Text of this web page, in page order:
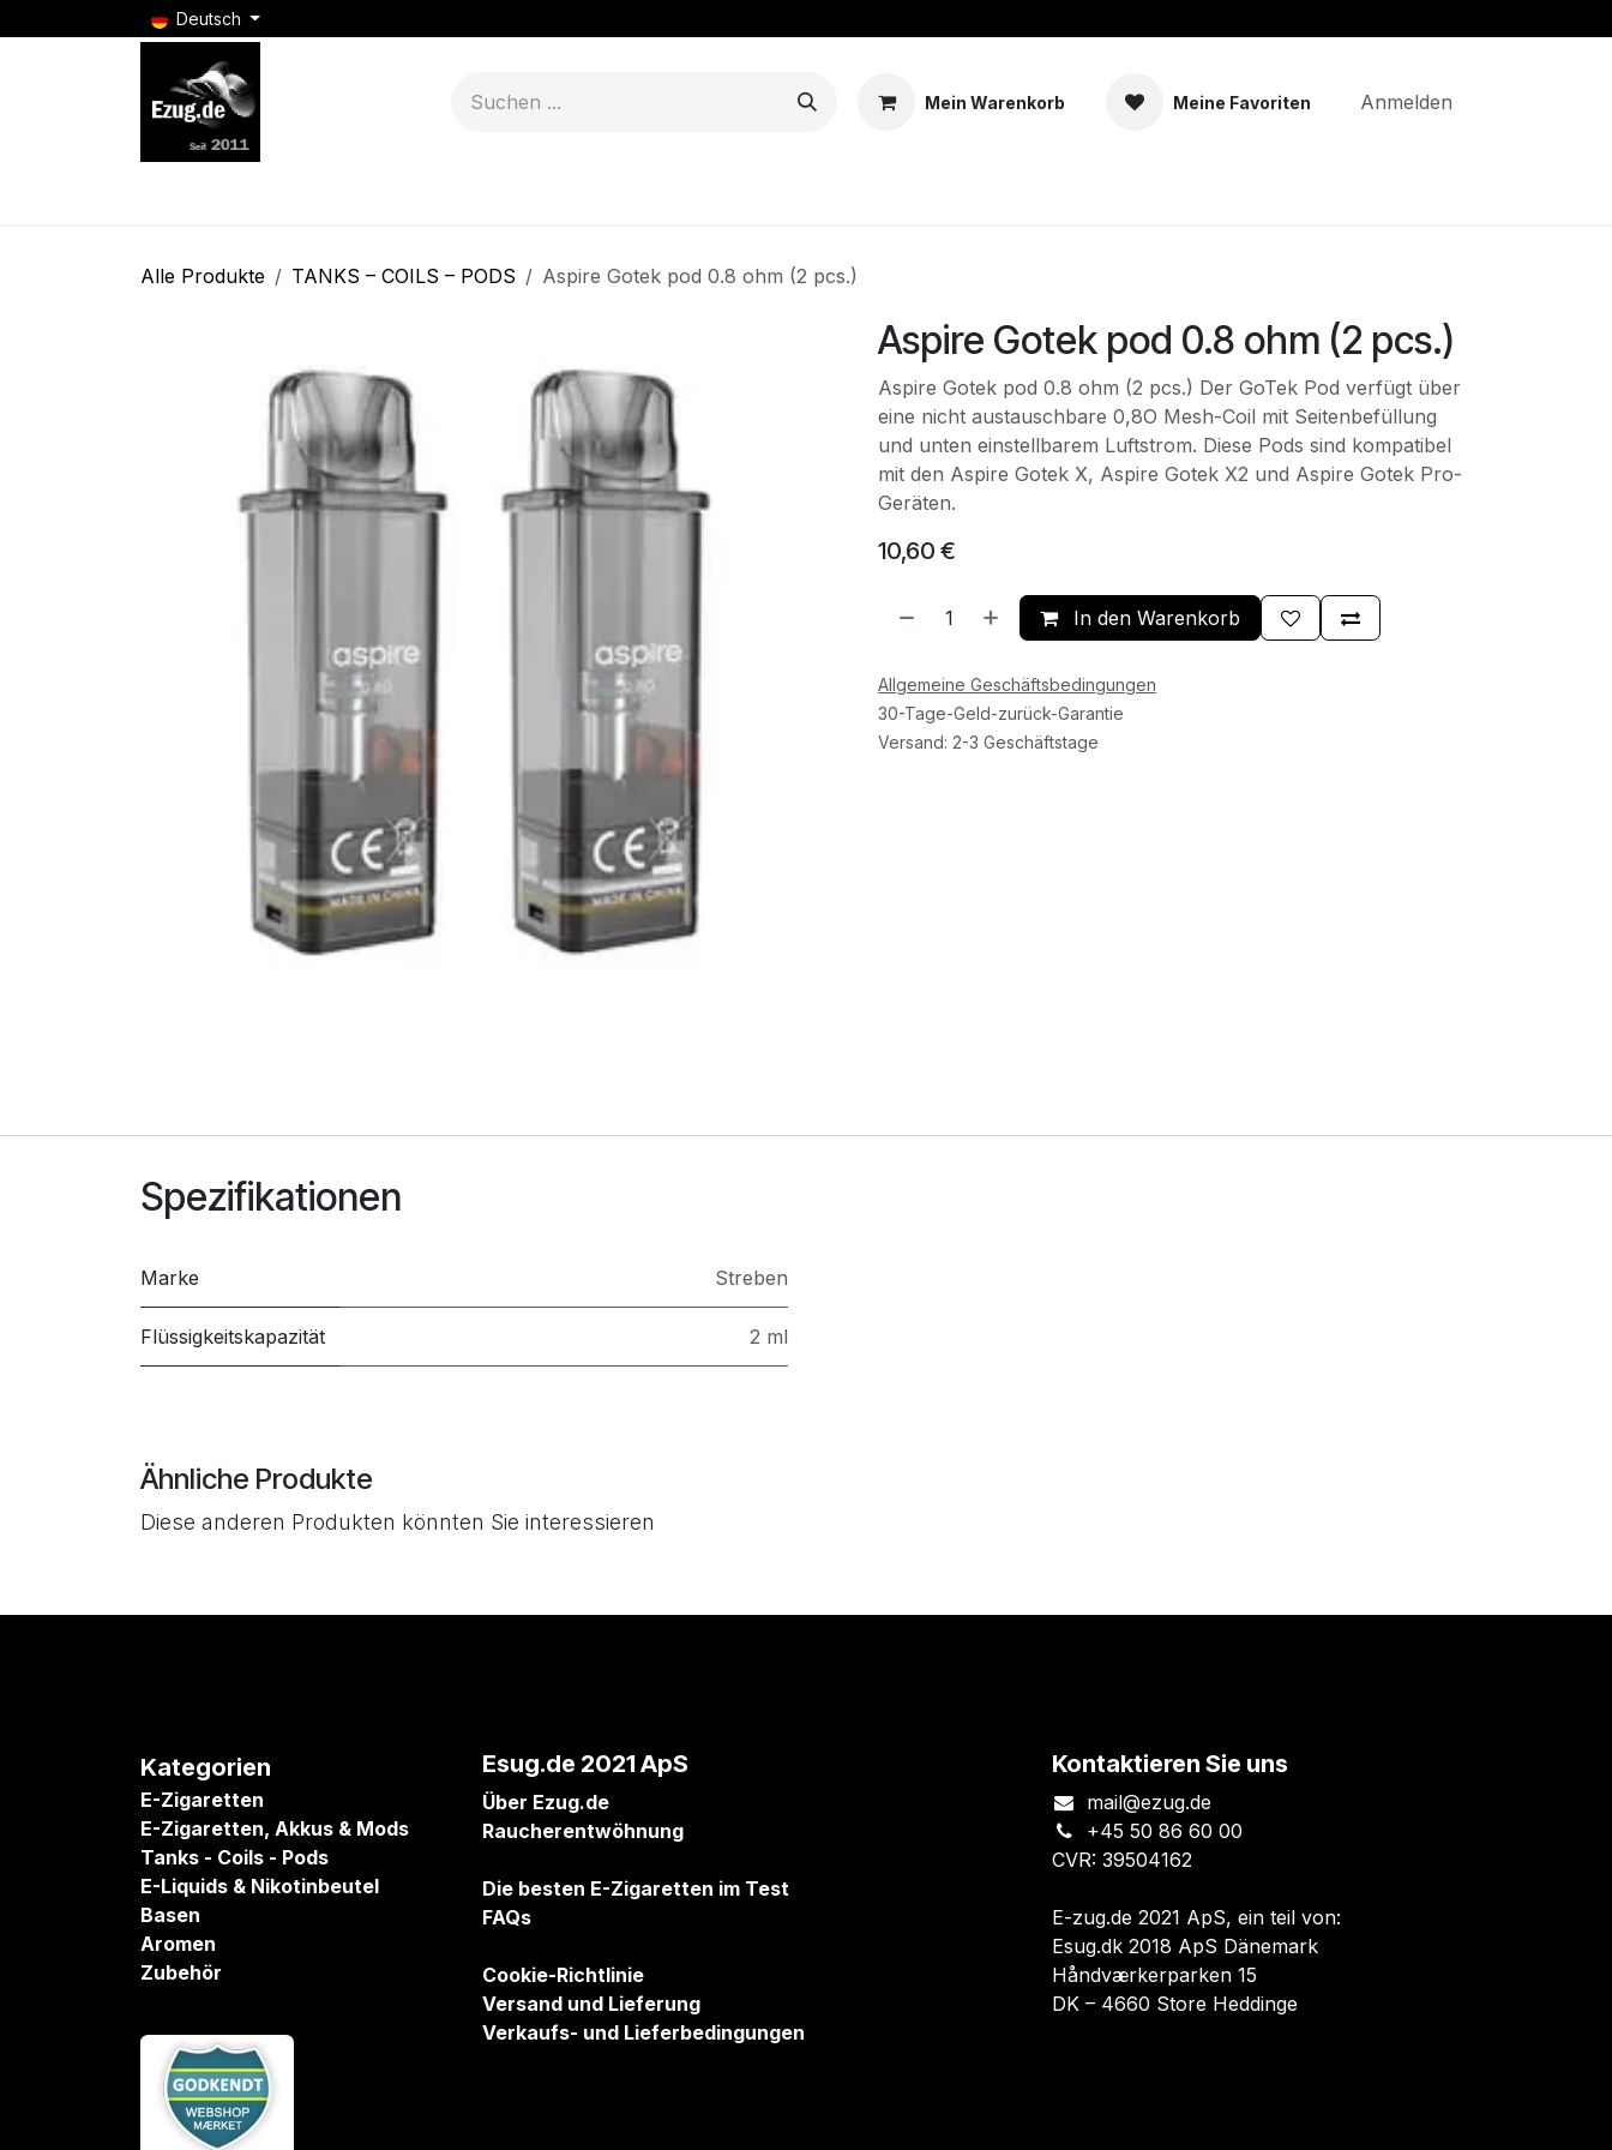
Zum Inhalt springenDeutsch
Mein Warenkorb Meine Favoriten Anmelden
Alle Produkte TANKS – COILS – PODS Aspire Gotek pod 0.8 ohm (2 pcs.)
Aspire Gotek pod 0.8 ohm (2 pcs.)
Aspire Gotek pod 0.8 ohm (2 pcs.) Der GoTek Pod verfügt über
eine nicht austauschbare 0,8O Mesh-Coil mit Seitenbefüllung
und unten einstellbarem Luftstrom. Diese Pods sind kompatibel
mit den Aspire Gotek X, Aspire Gotek X2 und Aspire Gotek Pro-
Geräten.
10,60 €
In den Warenkorb
Allgemeine Geschäftsbedingungen
30-Tage-Geld-zurück-Garantie
Versand: 2-3 Geschäftstage
Spezifikationen
Marke Streben
Flüssigkeitskapazität 2 ml
Ähnliche Produkte
Diese anderen Produkten könnten Sie interessieren
Kategorien
E-Zigaretten
E-Zigaretten, Akkus & Mods
Tanks - Coils - Pods
E-Liquids & Nikotinbeutel
Basen
Aromen
Zubehör
Esug.de 2021 ApS
Über Ezug.de
Raucherentwöhnung
Die besten E-Zigaretten im Test
FAQs
Cookie-Richtlinie
Versand und Lieferung
Verkaufs- und Lieferbedingungen
Kontaktieren Sie uns
mail@ezug.de
+45 50 86 60 00
CVR: 39504162
E-zug.de 2021 ApS, ein teil von:
Esug.dk 2018 ApS Dänemark
Håndværkerparken 15
DK – 4660 Store Heddinge